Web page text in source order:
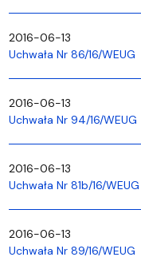
2016-06-13
Uchwała Nr 86/16/WEUG
2016-06-13
Uchwała Nr 94/16/WEUG
2016-06-13
Uchwała Nr 81b/16/WEUG
2016-06-13
Uchwała Nr 89/16/WEUG